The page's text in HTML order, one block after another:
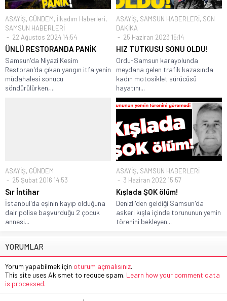
ASAYİŞ, GÜNDEM, İlkadım Haberleri,
SAMSUN HABERLERİ
22 Ağustos 2024 14:54
ÜNLÜ RESTORANDA PANİK
Samsun'da Niyazi Kesim
Restoran'da çıkan yangın itfaiyenin
müdahalesi sonucu
söndürülürken,...
ASAYİŞ, SAMSUN HABERLERİ, SON
DAKİKA
25 Haziran 2023 15:14
HIZ TUTKUSU SONU OLDU!
Ordu-Samsun karayolunda
meydana gelen trafik kazasında
kadın motosiklet sürücüsü
hayatını...
ASAYİŞ, GÜNDEM
25 Şubat 2016 14:53
Sır İntihar
İstanbul'da eşinin kayıp olduğuna
dair polise başvurduğu 2 çocuk
annesi...
ASAYİŞ, SAMSUN HABERLERİ
3 Haziran 2022 15:57
Kışlada ŞOK ölüm!
Denizli'den geldiği Samsun'da
askeri kışla içinde torununun yemin
törenini bekleyen...
YORUMLAR
Yorum yapabilmek için oturum açmalısınız.
This site uses Akismet to reduce spam. Learn how your comment data
is processed.